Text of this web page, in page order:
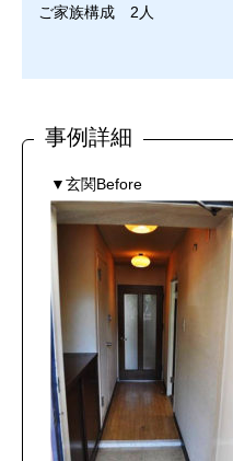
ご家族構成 2人
▼玄関Before